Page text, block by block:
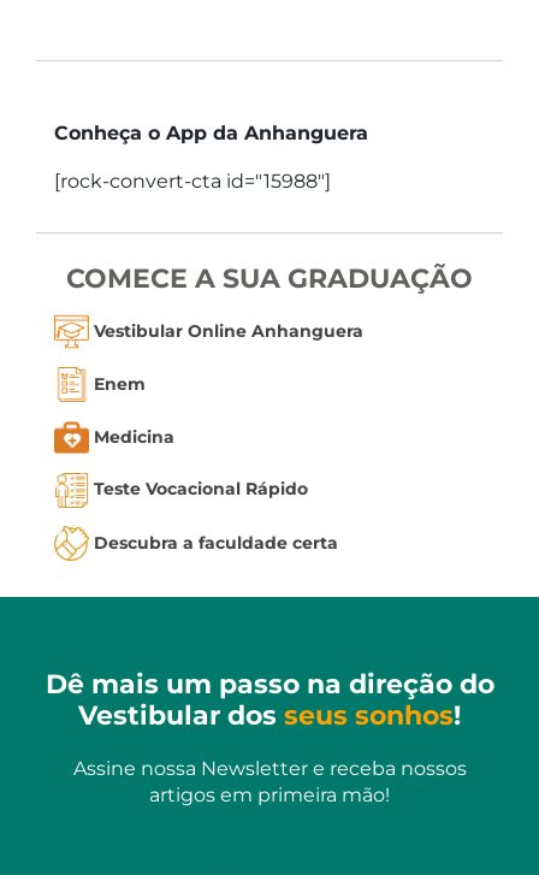
Conheça o App da Anhanguera
[rock-convert-cta id="15988"]
COMECE A SUA GRADUAÇÃO
Vestibular Online Anhanguera
Enem
Medicina
Teste Vocacional Rápido
Descubra a faculdade certa
Dê mais um passo na direção do
Vestibular dos seus sonhos!
Assine nossa Newsletter e receba nossos
artigos em primeira mão!